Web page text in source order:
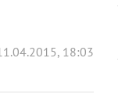
18:03